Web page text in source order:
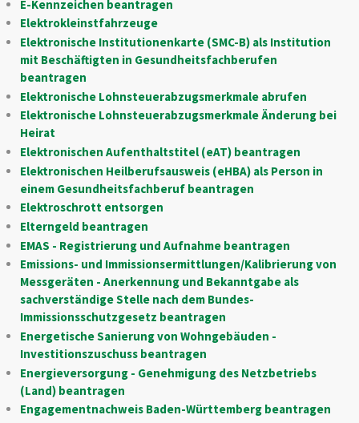
E-Kennzeichen beantragen
Elektrokleinstfahrzeuge
Elektronische Institutionenkarte (SMC-B) als Institution
mit Beschäftigten in Gesundheitsfachberufen
beantragen
Elektronische Lohnsteuerabzugsmerkmale abrufen
Elektronische Lohnsteuerabzugsmerkmale Änderung bei
Heirat
Elektronischen Aufenthaltstitel (eAT) beantragen
Elektronischen Heilberufsausweis (eHBA) als Person in
einem Gesundheitsfachberuf beantragen
Elektroschrott entsorgen
Elterngeld beantragen
EMAS - Registrierung und Aufnahme beantragen
Emissions- und Immissionsermittlungen/Kalibrierung von
Messgeräten - Anerkennung und Bekanntgabe als
sachverständige Stelle nach dem Bundes-
Immissionsschutzgesetz beantragen
Energetische Sanierung von Wohngebäuden -
Investitionszuschuss beantragen
Energieversorgung - Genehmigung des Netzbetriebs
(Land) beantragen
Engagementnachweis Baden-Württemberg beantragen